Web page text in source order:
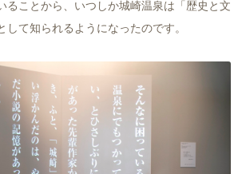
ることから、いつしか城崎温泉は「歴史と文
して知られるようになったのです。